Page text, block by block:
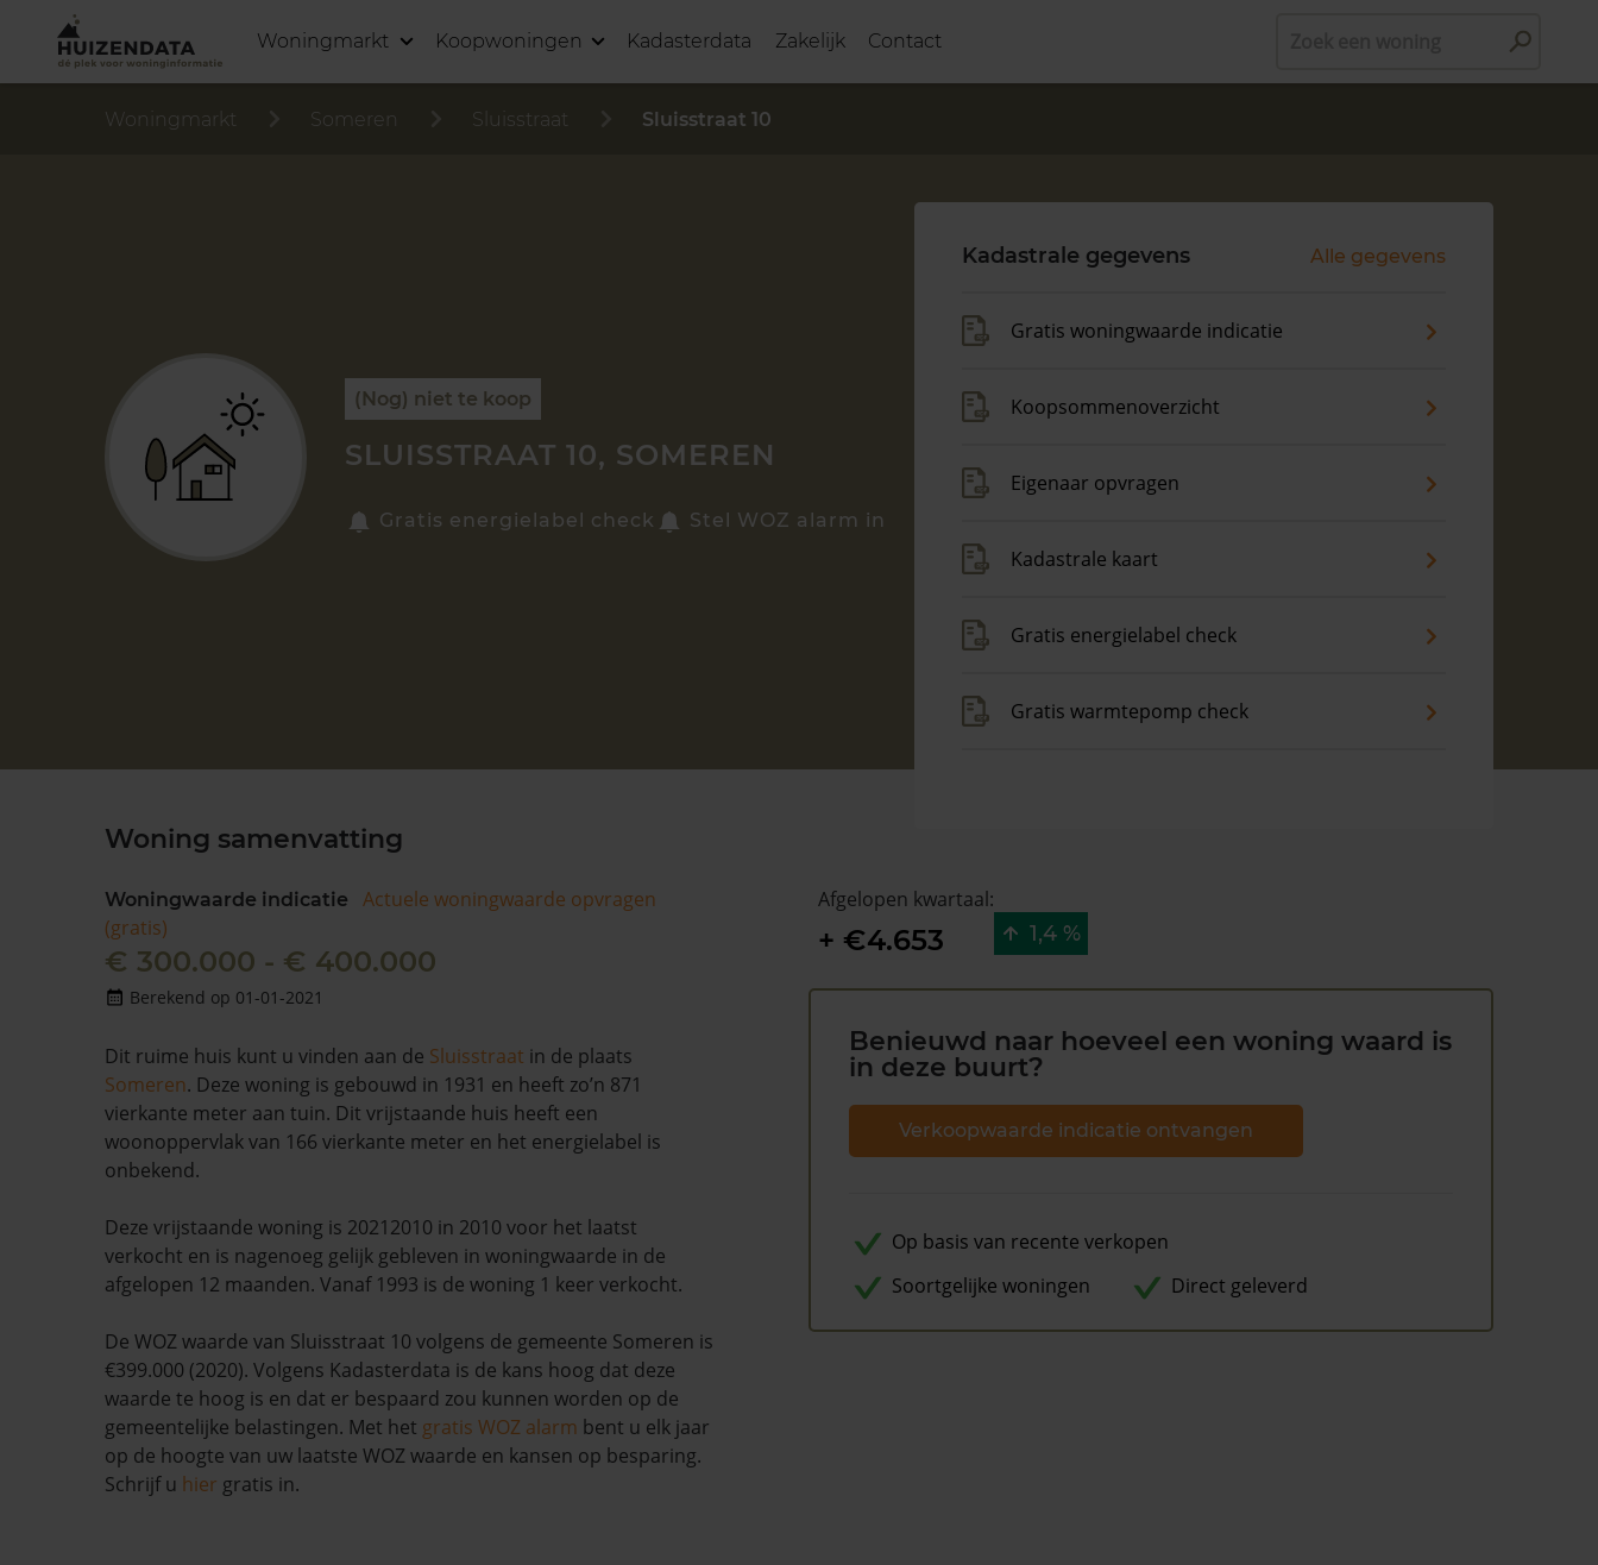
Woningmarkt Koopwoningen Kadasterdata Zakelijk Contact
Woningmarkt Someren Sluisstraat Sluisstraat 10
(Nog) niet te koop
SLUISSTRAAT 10, SOMEREN
Gratis energielabel check Stel WOZ alarm in
Kadastrale gegevens Alle gegevens
Gratis woningwaarde indicatie
Koopsommenoverzicht
Eigenaar opvragen
Kadastrale kaart
Gratis energielabel check
Gratis warmtepomp check
Woning samenvatting
Woningwaarde indicatie
Actuele woningwaarde opvragen
(gratis)
€ 300.000 - € 400.000
Berekend op 01-01-2021
Dit ruime huis kunt u vinden aan de Sluisstraat in de plaats
Someren. Deze woning is gebouwd in 1931 en heeft zo’n 871
vierkante meter aan tuin. Dit vrijstaande huis heeft een
woonoppervlak van 166 vierkante meter en het energielabel is
onbekend.
Deze vrijstaande woning is 20212010 in 2010 voor het laatst
verkocht en is nagenoeg gelijk gebleven in woningwaarde in de
afgelopen 12 maanden. Vanaf 1993 is de woning 1 keer verkocht.
De WOZ waarde van Sluisstraat 10 volgens de gemeente Someren is
€399.000 (2020). Volgens Kadasterdata is de kans hoog dat deze
waarde te hoog is en dat er bespaard zou kunnen worden op de
gemeentelijke belastingen. Met het gratis WOZ alarm bent u elk jaar
op de hoogte van uw laatste WOZ waarde en kansen op besparing.
Schrijf u hier gratis in.
Afgelopen kwartaal:
+ €4.653 1,4 %
Benieuwd naar hoeveel een woning waard is
in deze buurt?
Verkoopwaarde indicatie ontvangen
Op basis van recente verkopen
Soortgelijke woningen
Direct geleverd